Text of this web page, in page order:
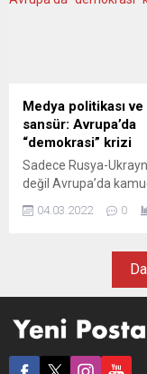
geçen haber ve
ardından kapatıldı.
ise varoluşlarını riske
atmamak adına
Medya politikası ve
sansür: Avrupa’da
“demokrasi” krizi
Sadece Rusya-
değil Avrupa’da
etrafında da bir savaş
kopuyor. AB ve
propaganda
önlemek için Rus
medyası RT ve
Kremlin ise Rusya’daki
yasaklıyor ve yasaları
04.03.2022 0